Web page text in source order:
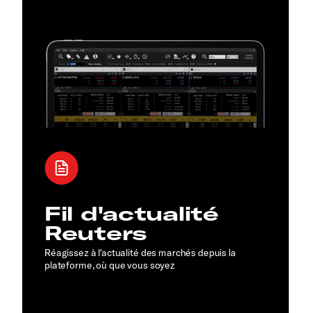
Fil d'actualité
Reuters
Réagissez à l'actualité des marchés depuis la
plateforme, où que vous soyez